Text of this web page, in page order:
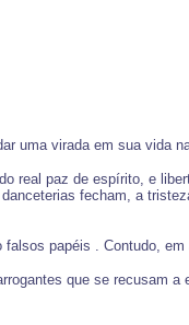
uma virada em sua vida
real paz de espírito, e
fecham, a
papéis . Contudo,
que se recusam